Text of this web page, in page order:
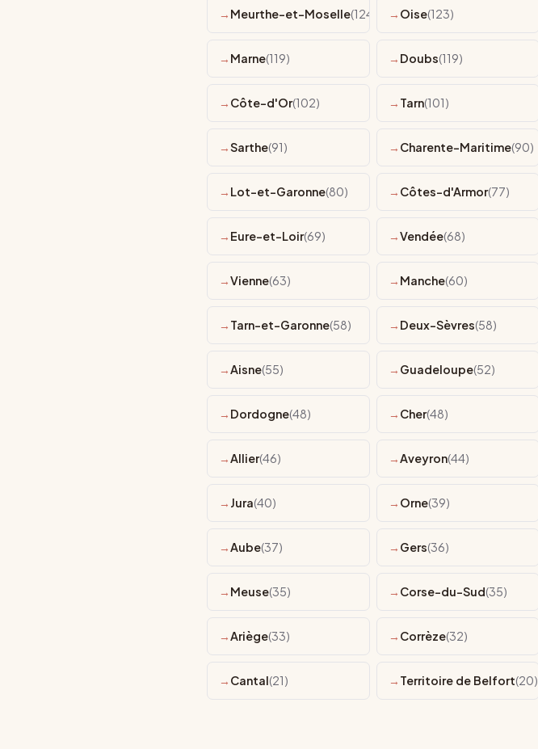
Meurthe-et-Moselle(124) Oise(123)
Marne(119) Doubs(119)
Côte-d'Or(102) Tarn(101)
Sarthe(91) Charente-Maritime(90)
Lot-et-Garonne(80) Côtes-d'Armor(77)
Eure-et-Loir(69) Vendée(68)
Vienne(63) Manche(60)
Tarn-et-Garonne(58) Deux-Sèvres(58)
Aisne(55) Guadeloupe(52)
Dordogne(48) Cher(48)
Allier(46) Aveyron(44)
Jura(40) Orne(39)
Aube(37) Gers(36)
Meuse(35) Corse-du-Sud(35)
Ariège(33) Corrèze(32)
Cantal(21) Territoire de Belfort(20)